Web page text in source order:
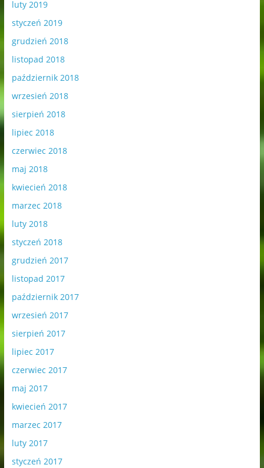
luty 2019
styczeń 2019
grudzień 2018
listopad 2018
październik 2018
wrzesień 2018
sierpień 2018
lipiec 2018
czerwiec 2018
maj 2018
kwiecień 2018
marzec 2018
luty 2018
styczeń 2018
grudzień 2017
listopad 2017
październik 2017
wrzesień 2017
sierpień 2017
lipiec 2017
czerwiec 2017
maj 2017
kwiecień 2017
marzec 2017
luty 2017
styczeń 2017